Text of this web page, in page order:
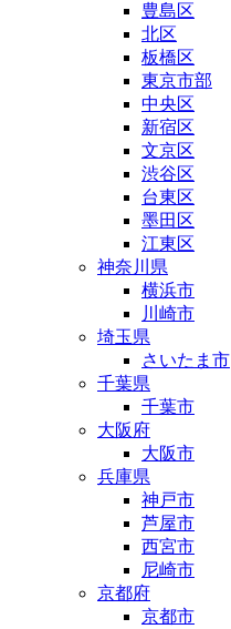
豊島区
北区
板橋区
東京市部
中央区
新宿区
文京区
渋谷区
台東区
墨田区
江東区
神奈川県
横浜市
川崎市
埼玉県
さいたま市
千葉県
千葉市
大阪府
大阪市
兵庫県
神戸市
芦屋市
西宮市
尼崎市
京都府
京都市